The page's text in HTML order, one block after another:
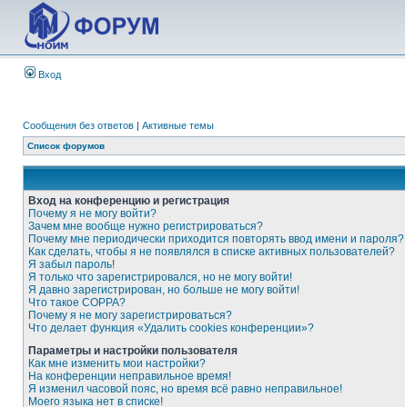
Вход
Сообщения без ответов | Активные темы
Список форумов
Вход на конференцию и регистрация
Почему я не могу войти?
Зачем мне вообще нужно регистрироваться?
Почему мне периодически приходится повторять ввод имени и пароля?
Как сделать, чтобы я не появлялся в списке активных пользователей?
Я забыл пароль!
Я только что зарегистрировался, но не могу войти!
Я давно зарегистрирован, но больше не могу войти!
Что такое COPPA?
Почему я не могу зарегистрироваться?
Что делает функция «Удалить cookies конференции»?
Параметры и настройки пользователя
Как мне изменить мои настройки?
На конференции неправильное время!
Я изменил часовой пояс, но время всё равно неправильное!
Моего языка нет в списке!